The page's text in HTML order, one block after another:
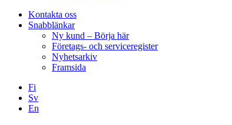
Kontakta oss
Snabblänkar
Ny kund – Börja här
Företags- och serviceregister
Nyhetsarkiv
Framsida
Fi
Sv
En